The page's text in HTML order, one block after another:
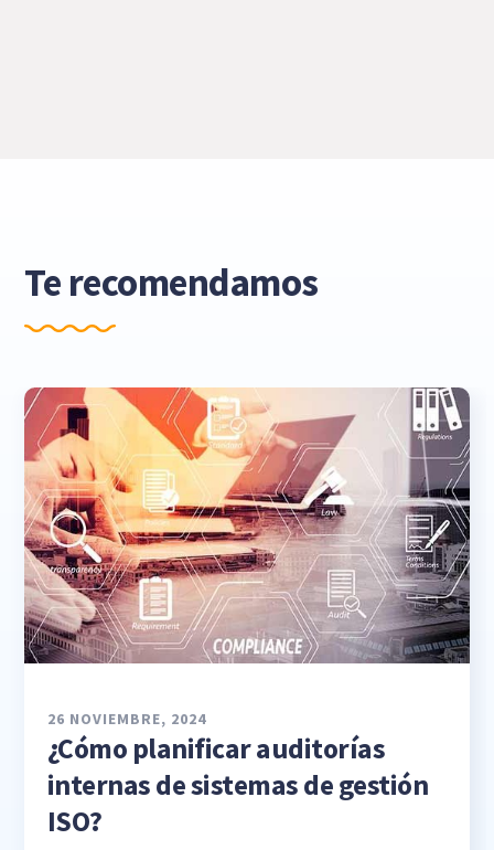
Te recomendamos
26 NOVIEMBRE, 2024
¿Cómo planificar auditorías
internas de sistemas de gestión
ISO?